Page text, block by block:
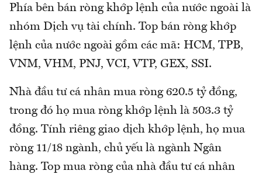
Phía bên bán ròng khớp lệnh của nước ngoài là
nhóm Dịch vụ tài chính. Top bán ròng khớp
lệnh của nước ngoài gồm các mã: HCM, TPB,
VNM, VHM, PNJ, VCI, VTP, GEX, SSI.
Nhà đầu tư cá nhân mua ròng 620.5 tỷ đồng,
trong đó họ mua ròng khớp lệnh là 503.3 tỷ
đồng. Tính riêng giao dịch khớp lệnh, họ mua
ròng 11/18 ngành, chủ yếu là ngành Ngân
hàng. Top mua ròng của nhà đầu tư cá nhân